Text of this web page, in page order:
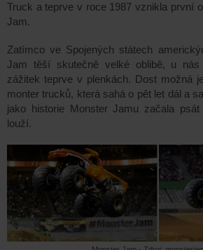
Truck a teprve v roce 1987 vznikla první
Jam.
Zatímco ve Spojených státech
Jam těší skutečně velké oblibě, u nás
zážitek teprve v plenkách. Dost možná
monter trucků, která sahá o pět let dál a
jako historie Monster Jamu začala
louží.